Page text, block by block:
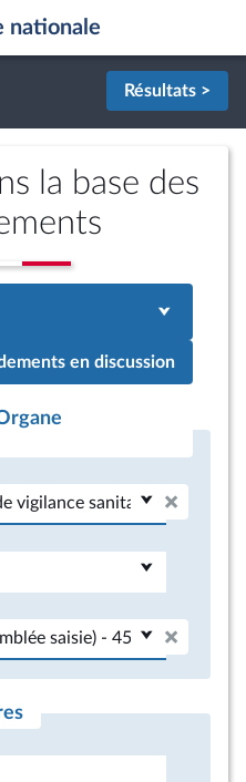
nationale
Résultats >
la base des
en discussion